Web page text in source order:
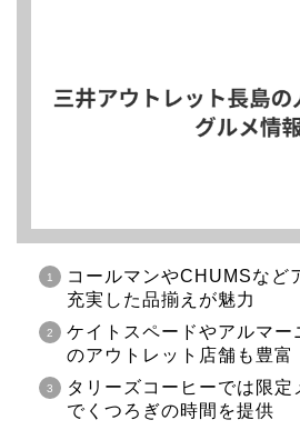
コールマンやCHUMSなど
充実した品揃えが魅力
ケイトスペードやアルマー
のアウトレット店舗も豊富
タリーズコーヒーでは限
でくつろぎの時間を提供